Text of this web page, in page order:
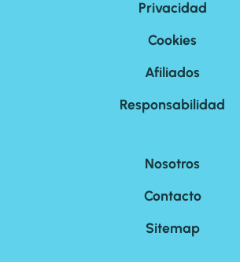
Privacidad
Cookies
Afiliados
Responsabilidad
Nosotros
Contacto
Sitemap